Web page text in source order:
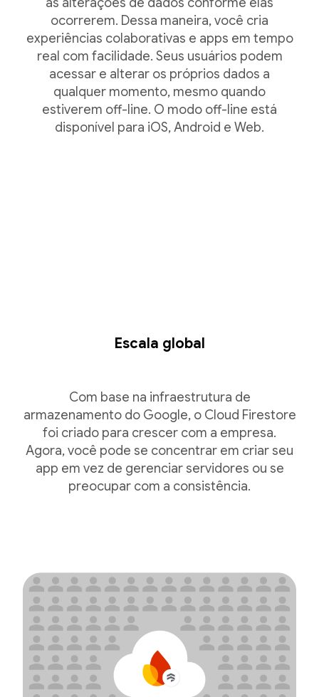
ocorrerem. Dessa maneira, você cria
experiências colaborativas e apps em tempo
real com facilidade. Seus usuários podem
acessar e alterar os próprios dados a
qualquer momento, mesmo quando
estiverem off-line. O modo off-line está
disponível para iOS, Android e Web.
Escala global
Com base na infraestrutura de
armazenamento do Google, o Cloud Firestore
foi criado para crescer com a empresa.
Agora, você pode se concentrar em criar seu
app em vez de gerenciar servidores ou se
preocupar com a consistência.